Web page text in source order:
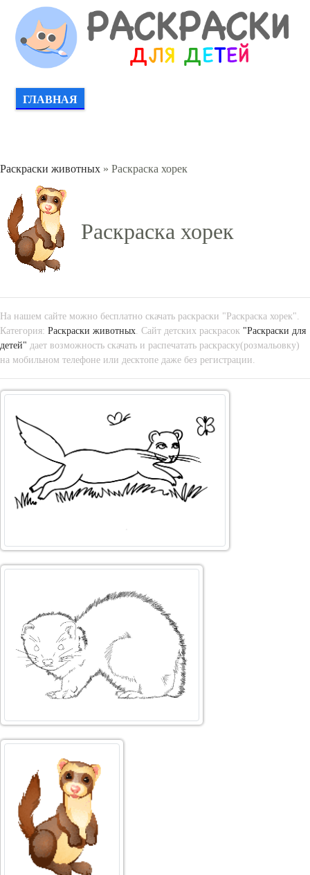
ГЛАВНАЯ
Раскраски животных » Раскраска хорек
Раскраска хорек
На нашем сайте можно бесплатно скачать раскраски "Раскраска хорек".
Категория: Раскраски животных. Сайт детских раскрасок "Раскраски для
детей" дает возможность скачать и распечатать раскраску(розмальовку)
на мобильном телефоне или десктопе даже без регистрации.